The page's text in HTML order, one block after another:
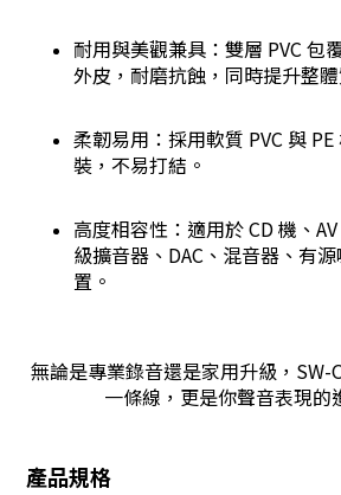
耐用與美觀兼具：雙層 PVC 包
外皮，耐磨抗蝕，同時提升整體
柔韌易用：採用軟質 PVC 與
裝，不易打結。
高度相容性：適用於 CD 機、
級擴音器、DAC、混音器、有
置。
無論是專業錄音還是家用升級，SW-
一條線，更是你聲音表現的
產品規格